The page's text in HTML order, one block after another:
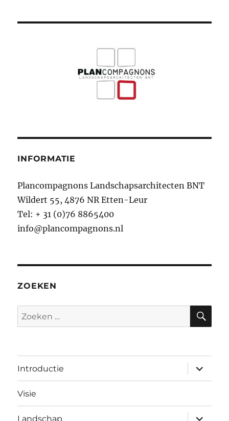
INFORMATIE
Plancompagnons Landschapsarchitecten BNT
Wildert 55, 4876 NR Etten-Leur
Tel: + 31 (0)76 8865400
info@plancompagnons.nl
ZOEKEN
Zoeken
naar:
Introductie
Visie
Landschap